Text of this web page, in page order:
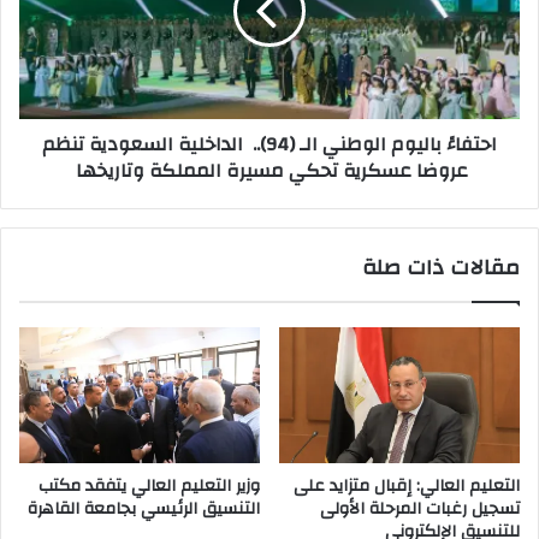
(94)..
الداخلية
السعودية
تنظم
عروضا
عسكرية
احتفاءً باليوم الوطني الـ (94).. الداخلية السعودية تنظم
عروضا عسكرية تحكي مسيرة المملكة وتاريخها
مقالات ذات صلة
التعليم العالي: إقبال متزايد على
تسجيل رغبات المرحلة الأولى
للتنسيق الإلكتروني
وزير التعليم العالي يتفقد مكتب
التنسيق الرئيسي بجامعة القاهرة